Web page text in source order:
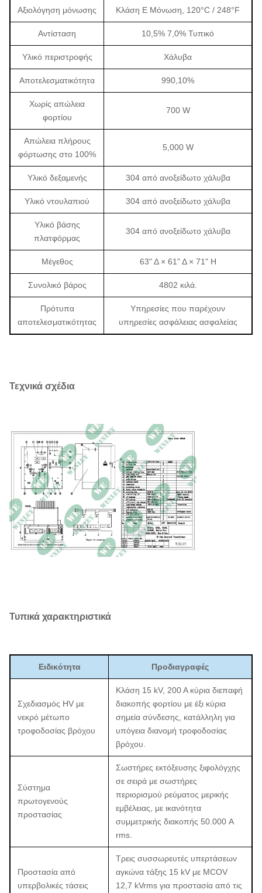
Αξιολόγηση μόνωσης Κλάση Ε Μόνωση, 120°C / 248°F
Αντίσταση 10,5% 7,0% Τυπικό
Υλικό περιστροφής Χάλυβα
Αποτελεσματικότητα 990,10%
Χωρίς απώλεια
φορτίου
700 W
Απώλεια πλήρους
φόρτωσης στο 100%
5,000 W
Υλικό δεξαμενής 304 από ανοξείδωτο χάλυβα
Υλικό ντουλαπιού 304 από ανοξείδωτο χάλυβα
Υλικό βάσης
πλατφόρμας
304 από ανοξείδωτο χάλυβα
Μέγεθος 63" Δ × 61" Δ × 71" H
Συνολικό βάρος 4802 κιλά.
Πρότυπα
αποτελεσματικότητας
Υπηρεσίες που παρέχουν
υπηρεσίες ασφάλειας ασφαλείας
Τεχνικά σχέδια
Τυπικά χαρακτηριστικά
Ειδικότητα Προδιαγραφές
Σχεδιασμός HV με
νεκρό μέτωπο
τροφοδοσίας βρόχου
Κλάση 15 kV, 200 A κύρια διεπαφή
διακοπής φορτίου με έξι κύρια
σημεία σύνδεσης, κατάλληλη για
υπόγεια διανομή τροφοδοσίας
βρόχου.
Σύστημα
πρωτογενούς
προστασίας
Σωστήρες εκτόξευσης ξιφολόγχης
σε σειρά με σωστήρες
περιορισμού ρεύματος μερικής
εμβέλειας, με ικανότητα
συμμετρικής διακοπής 50.000 A
rms.
Προστασία από
υπερβολικές τάσεις
Τρεις συσσωρευτές υπερτάσεων
αγκώνα τάξης 15 kV με MCOV
12,7 kVrms για προστασία από τις